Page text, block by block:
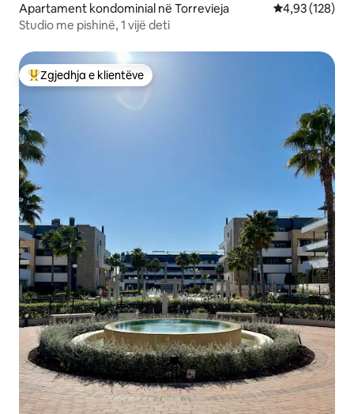
Apartament kondominial në Torrevieja Vlerësimi
4,93 (128)
Studio me pishinë, 1 vijë deti
Më të mirat e zgjedhjeve të klientëve
Zgjedhja e klientëve